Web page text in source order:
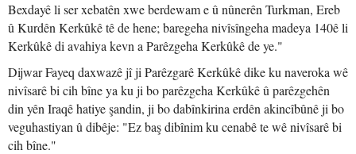
Bexdayê li ser xebatên xwe berdewam e û nûnerên Turkman, Ereb
û Kurdên Kerkûkê tê de hene; baregeha nivîsîngeha madeya 140ê li
Kerkûkê di avahiya kevn a Parêzgeha Kerkûkê de ye."
Dijwar Fayeq daxwazê jî ji Parêzgarê Kerkûkê dike ku naveroka wê
nivîsarê bi cih bîne ya ku ji bo parêzgeha Kerkûkê û parêzgehên
din yên Iraqê hatiye şandin, ji bo dabînkirina erdên akincîbûnê ji bo
veguhastiyan û dibêje: "Ez baş dibînim ku cenabê te wê nivîsarê bi
cih bîne."